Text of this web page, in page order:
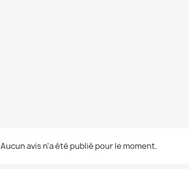
Aucun avis n'a été publié pour le moment.